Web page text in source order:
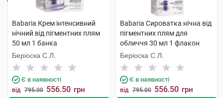
Babaria Крем інтенсивний
нічний від пігментних плям
50 мл 1 банка
Беріоска С.Л.
Є в наявності
від 795.00 556.50 грн
Babaria Сироватка нічна від
пігментних плям для
обличчя 30 мл 1 флакон
Беріоска С.Л.
Є в наявності
від 795.00 556.50 грн